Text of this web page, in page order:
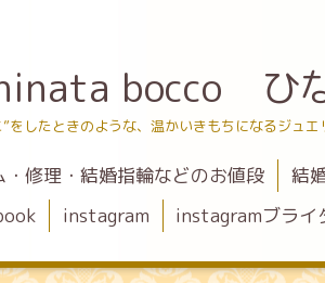
bocco ひ
をしたときのような、温かいきもちになるジュ
・修理・結婚指輪などのお値段
結
instagram instagramブライ